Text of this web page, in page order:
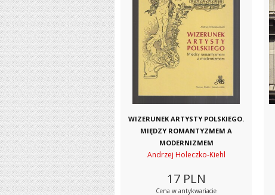
WIZERUNEK ARTYSTY POLSKIEGO.
MIĘDZY ROMANTYZMEM A
MODERNIZMEM
Andrzej Holeczko-Kiehl
17 PLN
Cena w antykwariacie